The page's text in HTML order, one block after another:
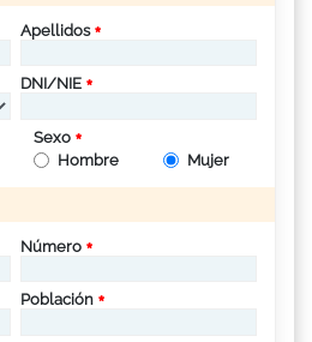
Apellidos
DNI/NIE
Sexo
Hombre
Mujer
Número
Población